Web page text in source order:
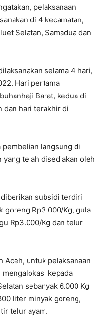
pelaksanaan
di 4 kecamatan,
Selatan, Samadua dan
selama 4 hari,
Hari pertama
Barat, kedua di
dan hari terakhir di
pembelian langsung di
yang telah disediakan oleh
subsidi terdiri
goreng Rp3.000/Kg, gula
Rp3.000/Kg dan telur
Aceh, untuk pelaksanaan
kepada
sebanyak 6.000 Kg
liter minyak goreng,
telur ayam.